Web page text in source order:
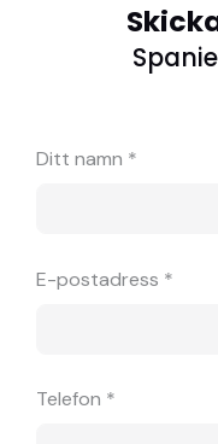
Ditt namn *
E-postadress *
Telefon *